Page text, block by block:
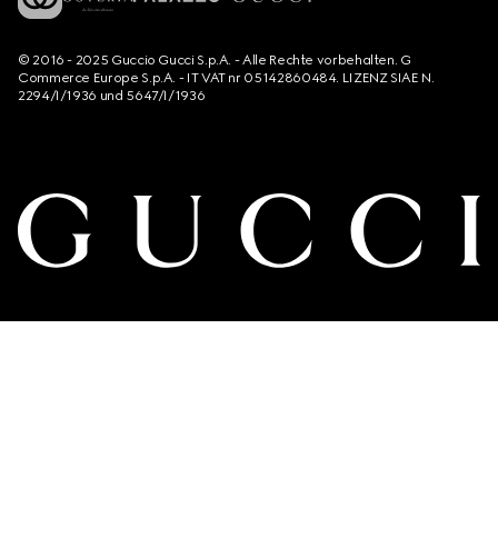
© 2016 - 2025 Guccio Gucci S.p.A. - Alle Rechte vorbehalten. G
Commerce Europe S.p.A. - IT VAT nr 05142860484. LIZENZ SIAE N.
2294/I/1936 und 5647/I/1936